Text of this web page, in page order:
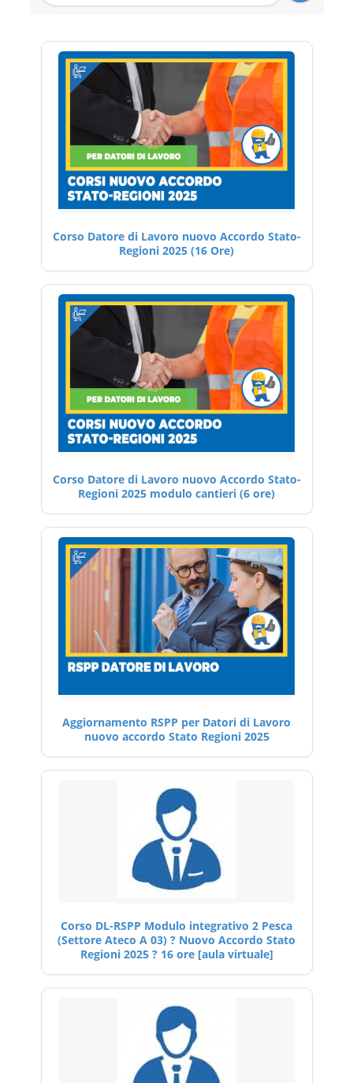
Corso Datore di Lavoro nuovo Accordo Stato-
Regioni 2025 (16 Ore)
Corso Datore di Lavoro nuovo Accordo Stato-
Regioni 2025 modulo cantieri (6 ore)
Aggiornamento RSPP per Datori di Lavoro
nuovo accordo Stato Regioni 2025
Corso DL-RSPP Modulo integrativo 2 Pesca
(Settore Ateco A 03) ? Nuovo Accordo Stato
Regioni 2025 ? 16 ore [aula virtuale]